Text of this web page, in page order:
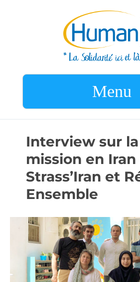
Menu
Interview sur la
mission en Iran
Strass’Iran et
Ensemble